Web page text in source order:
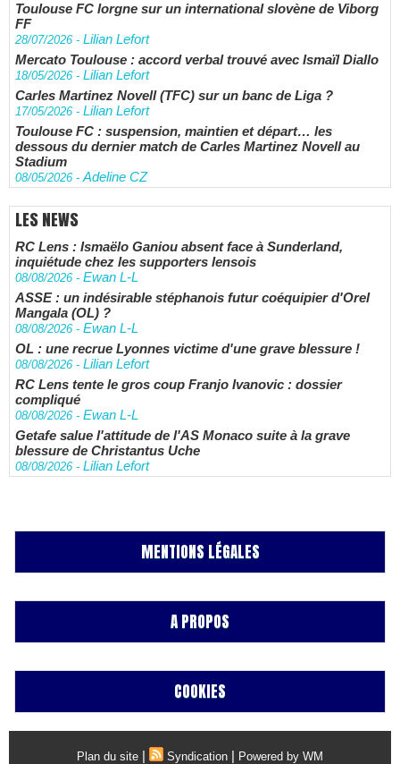
Toulouse FC lorgne sur un international slovène de Viborg
FF
28/07/2026 - Lilian Lefort
Mercato Toulouse : accord verbal trouvé avec Ismaïl Diallo
18/05/2026 - Lilian Lefort
Carles Martinez Novell (TFC) sur un banc de Liga ?
17/05/2026 - Lilian Lefort
Toulouse FC : suspension, maintien et départ… les
dessous du dernier match de Carles Martinez Novell au
Stadium
08/05/2026 -Adeline CZ
LES NEWS
RC Lens : Ismaëlo Ganiou absent face à Sunderland,
inquiétude chez les supporters lensois
08/08/2026 - Ewan L-L
ASSE : un indésirable stéphanois futur coéquipier d'Orel
Mangala (OL) ?
08/08/2026 - Ewan L-L
OL : une recrue Lyonnes victime d'une grave blessure !
08/08/2026 - Lilian Lefort
RC Lens tente le gros coup Franjo Ivanovic : dossier
compliqué
08/08/2026 - Ewan L-L
Getafe salue l'attitude de l'AS Monaco suite à la grave
blessure de Christantus Uche
08/08/2026 - Lilian Lefort
MENTIONS LÉGALES
A PROPOS
COOKIES
Plan du site | Syndication | Powered by WM